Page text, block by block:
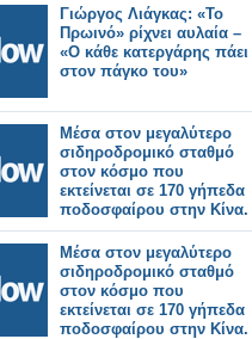
Γιώργος Λιάγκας: «Το
Πρωινό» ρίχνει αυλαία –
«Ο κάθε κατεργάρης πάει
στον πάγκο του»
Μέσα στον μεγαλύτερο
σιδηροδρομικό σταθμό
στον κόσμο που
εκτείνεται σε 170 γήπεδα
ποδοσφαίρου στην Κίνα.
Μέσα στον μεγαλύτερο
σιδηροδρομικό σταθμό
στον κόσμο που
εκτείνεται σε 170 γήπεδα
ποδοσφαίρου στην Κίνα.